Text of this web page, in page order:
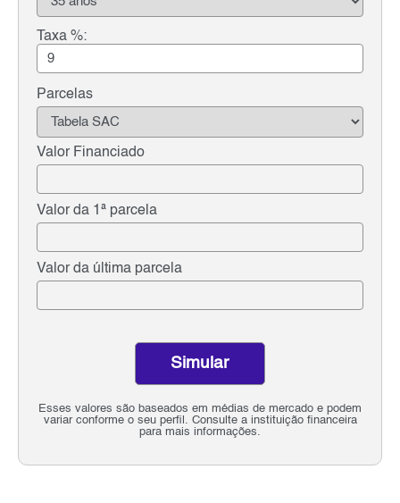
Taxa %:
Parcelas
Valor Financiado
Valor da 1ª parcela
Valor da última parcela
Esses valores são baseados em médias de mercado e podem
variar conforme o seu perfil. Consulte a instituição financeira
para mais informações.
Simular